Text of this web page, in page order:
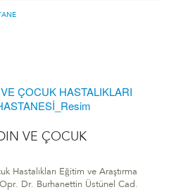
VE ÇOCUK
Hastalıkları Eğitim ve Araştırma
Dr. Burhanettin Üstünel Cad.